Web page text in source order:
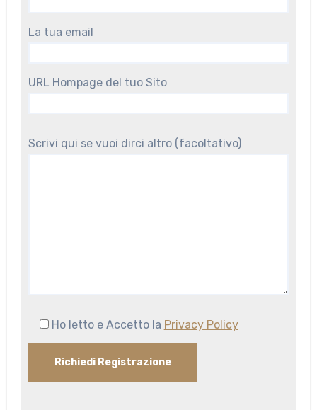
La tua email
URL Hompage del tuo Sito
Scrivi qui se vuoi dirci altro (facoltativo)
Ho letto e Accetto la Privacy Policy